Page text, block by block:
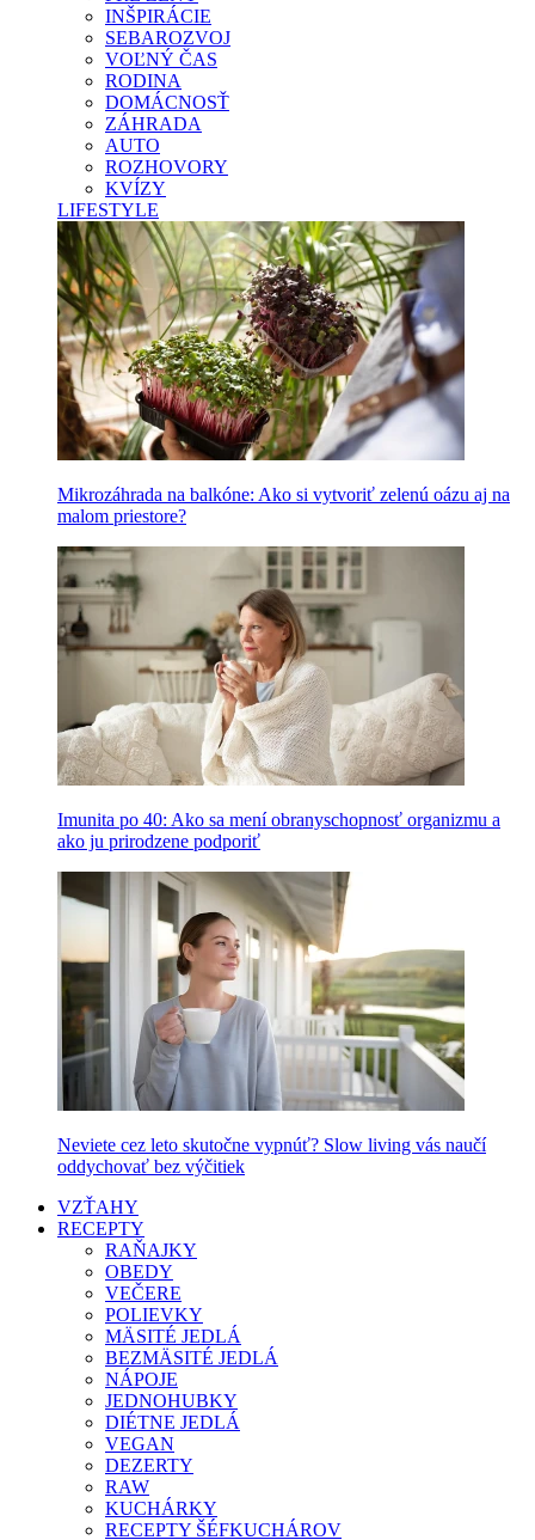
INŠPIRÁCIE
SEBAROZVOJ
VOĽNÝ ČAS
RODINA
DOMÁCNOSŤ
ZÁHRADA
AUTO
ROZHOVORY
KVÍZY
LIFESTYLE
Mikrozáhrada na balkóne: Ako si vytvoriť zelenú oázu aj na
malom priestore?
Imunita po 40: Ako sa mení obranyschopnosť organizmu a
ako ju prirodzene podporiť
Neviete cez leto skutočne vypnúť? Slow living vás naučí
oddychovať bez výčitiek
VZŤAHY
RECEPTY
RAŇAJKY
OBEDY
VEČERE
POLIEVKY
MÄSITÉ JEDLÁ
BEZMÄSITÉ JEDLÁ
NÁPOJE
JEDNOHUBKY
DIÉTNE JEDLÁ
VEGAN
DEZERTY
RAW
KUCHÁRKY
RECEPTY ŠÉFKUCHÁROV